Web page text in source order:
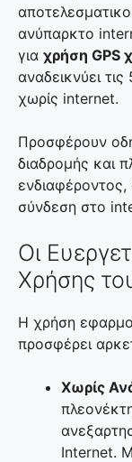
ανύπαρκτο
για χρήση GPS
αναδεικνύει
χωρίς internet.
Προσφέρουν
διαδρομής και
ενδιαφέροντος,
σύνδεση στο
Οι
Χρήσης
Η χρήση
προσφέρει
Χωρίς
Internet.